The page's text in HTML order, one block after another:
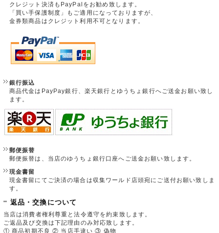
クレジット決済もPayPalをお勧め致します。
「買い手保護制度」もご適用になっておりますが、
金券類商品はクレジット利用不可となります。
銀行振込
商品代金はPayPay銀行、楽天銀行とゆうちょ銀行へご送金お願い致し
ます。
郵便振替
郵便振替は、当店のゆうちょ銀行口座へご送金お願い致します。
現金書留
現金書留にてご決済の場合は収集ワールド店頭宛にご送付お願い致しま
す。
返品・交換について
当店は消費者権利尊重と法令遵守を約束致します。
ご返品及び交換は下記理由のみ対応致します。
① 商品初期不良 ② 当店手違い ③ 偽物